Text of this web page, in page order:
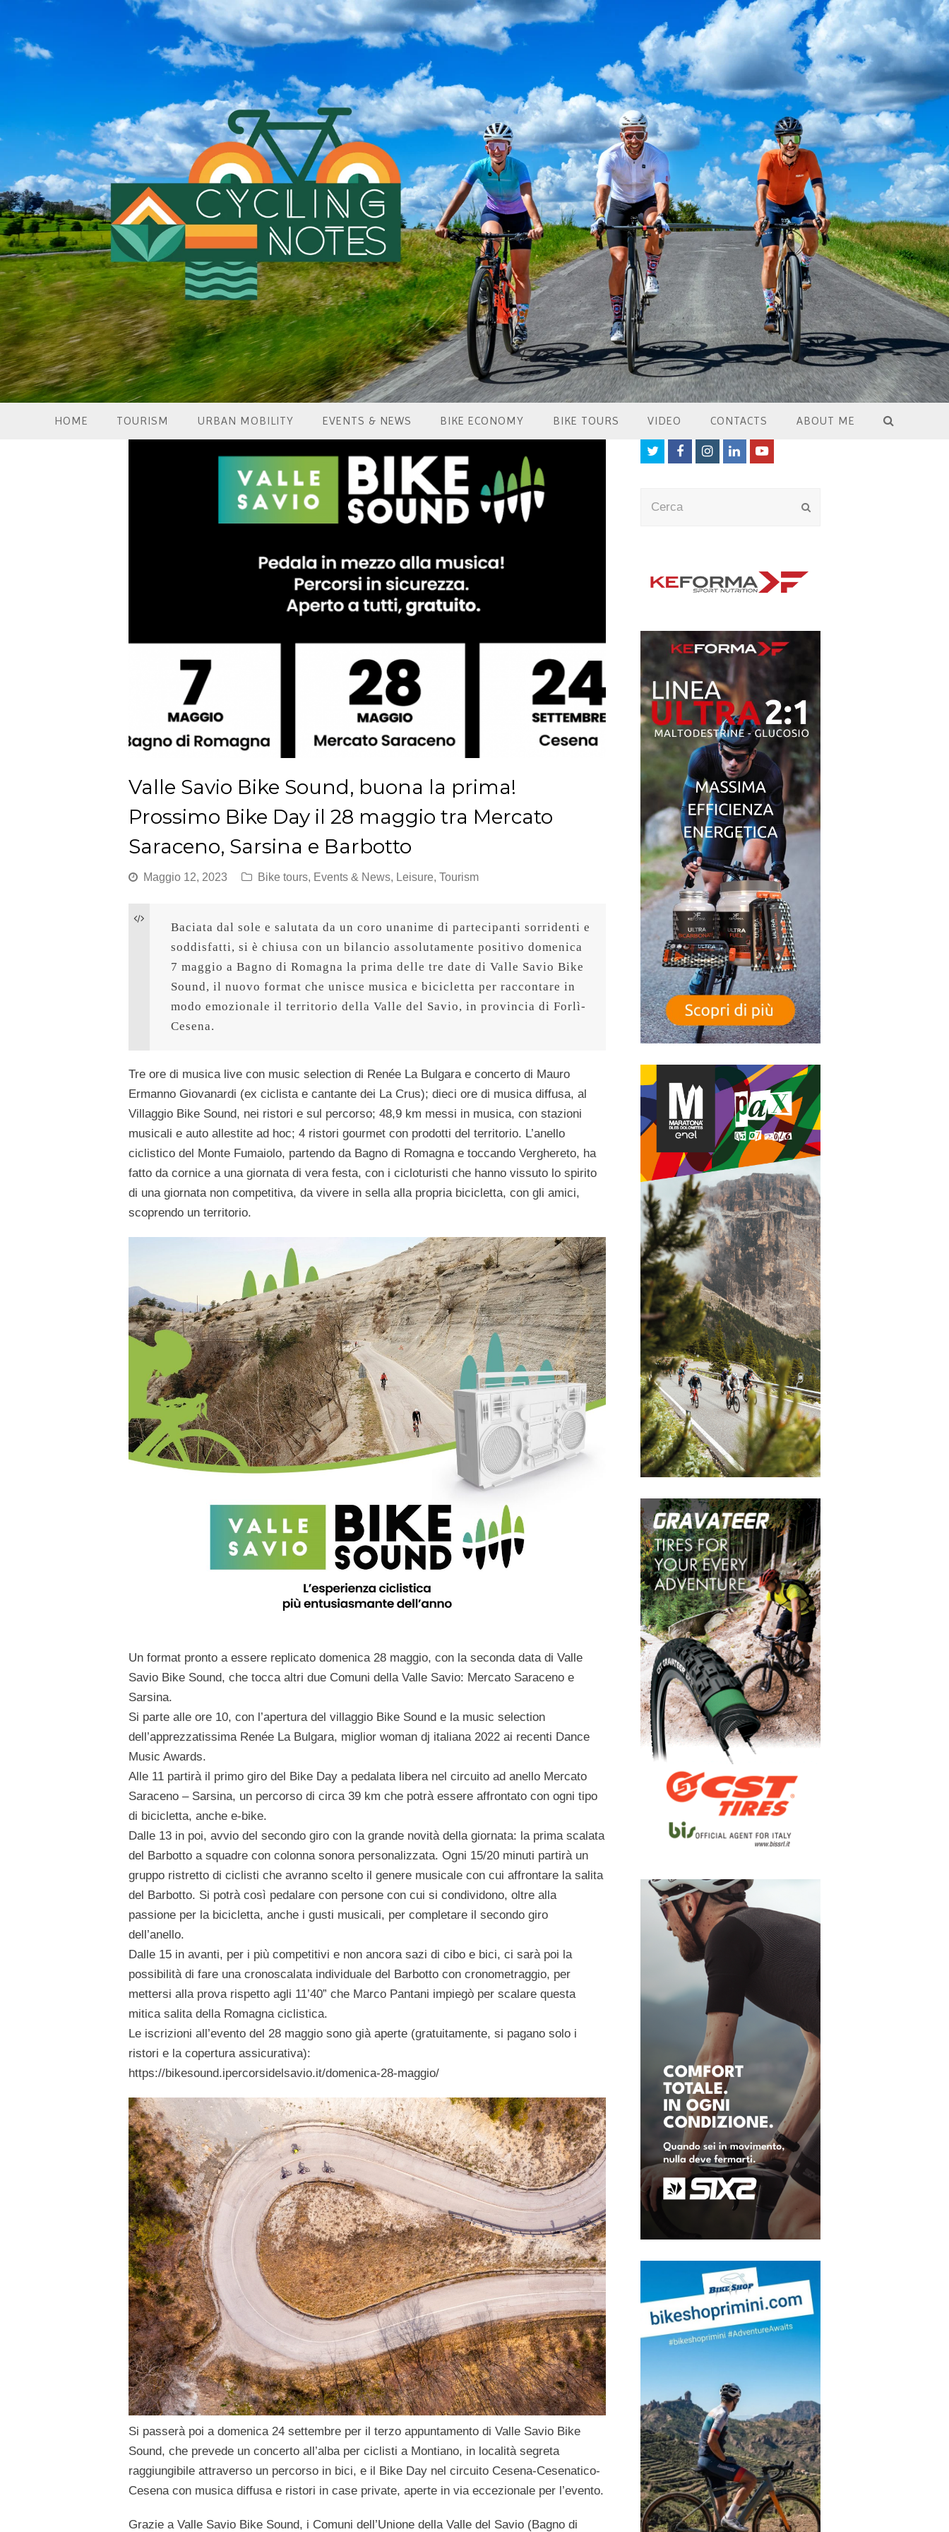
HOME TOURISM URBAN MOBILITY EVENTS & NEWS BIKE ECONOMY BIKE TOURS VIDEO CONTACTS ABOUT ME
Valle Savio Bike Sound, buona la prima!
Prossimo Bike Day il 28 maggio tra Mercato
Saraceno, Sarsina e Barbotto
Maggio 12, 2023 Bike tours, Events & News, Leisure, Tourism
Baciata dal sole e salutata da un coro unanime di partecipanti sorridenti e
soddisfatti, si è chiusa con un bilancio assolutamente positivo domenica
7 maggio a Bagno di Romagna la prima delle tre date di Valle Savio Bike
Sound, il nuovo format che unisce musica e bicicletta per raccontare in
modo emozionale il territorio della Valle del Savio, in provincia di Forlì-
Cesena.
Tre ore di musica live con music selection di Renée La Bulgara e concerto di Mauro
Ermanno Giovanardi (ex ciclista e cantante dei La Crus); dieci ore di musica diffusa, al
Villaggio Bike Sound, nei ristori e sul percorso; 48,9 km messi in musica, con stazioni
musicali e auto allestite ad hoc; 4 ristori gourmet con prodotti del territorio. L’anello
ciclistico del Monte Fumaiolo, partendo da Bagno di Romagna e toccando Verghereto, ha
fatto da cornice a una giornata di vera festa, con i cicloturisti che hanno vissuto lo spirito
di una giornata non competitiva, da vivere in sella alla propria bicicletta, con gli amici,
scoprendo un territorio.
Un format pronto a essere replicato domenica 28 maggio, con la seconda data di Valle
Savio Bike Sound, che tocca altri due Comuni della Valle Savio: Mercato Saraceno e
Sarsina.
Si parte alle ore 10, con l’apertura del villaggio Bike Sound e la music selection
dell’apprezzatissima Renée La Bulgara, miglior woman dj italiana 2022 ai recenti Dance
Music Awards.
Alle 11 partirà il primo giro del Bike Day a pedalata libera nel circuito ad anello Mercato
Saraceno – Sarsina, un percorso di circa 39 km che potrà essere affrontato con ogni tipo
di bicicletta, anche e-bike.
Dalle 13 in poi, avvio del secondo giro con la grande novità della giornata: la prima scalata
del Barbotto a squadre con colonna sonora personalizzata. Ogni 15/20 minuti partirà un
gruppo ristretto di ciclisti che avranno scelto il genere musicale con cui affrontare la salita
del Barbotto. Si potrà così pedalare con persone con cui si condividono, oltre alla
passione per la bicicletta, anche i gusti musicali, per completare il secondo giro
dell’anello.
Dalle 15 in avanti, per i più competitivi e non ancora sazi di cibo e bici, ci sarà poi la
possibilità di fare una cronoscalata individuale del Barbotto con cronometraggio, per
mettersi alla prova rispetto agli 11’40” che Marco Pantani impiegò per scalare questa
mitica salita della Romagna ciclistica.
Le iscrizioni all’evento del 28 maggio sono già aperte (gratuitamente, si pagano solo i
ristori e la copertura assicurativa):
https://bikesound.ipercorsidelsavio.it/domenica-28-maggio/
Si passerà poi a domenica 24 settembre per il terzo appuntamento di Valle Savio Bike
Sound, che prevede un concerto all’alba per ciclisti a Montiano, in località segreta
raggiungibile attraverso un percorso in bici, e il Bike Day nel circuito Cesena-Cesenatico-
Cesena con musica diffusa e ristori in case private, aperte in via eccezionale per l’evento.
Grazie a Valle Savio Bike Sound, i Comuni dell’Unione della Valle del Savio (Bagno di
TwitterFacebookInstagram
LinkedInYoutube